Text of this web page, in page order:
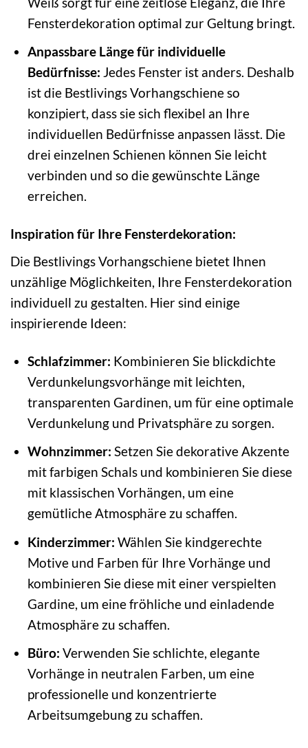
Fensterdekoration optimal zur Geltung bringt.
Anpassbare Länge für individuelle
Bedürfnisse: Jedes Fenster ist anders. Deshalb
ist die Bestlivings Vorhangschiene so
konzipiert, dass sie sich flexibel an Ihre
individuellen Bedürfnisse anpassen lässt. Die
drei einzelnen Schienen können Sie leicht
verbinden und so die gewünschte Länge
erreichen.
Inspiration für Ihre Fensterdekoration:
Die Bestlivings Vorhangschiene bietet Ihnen
unzählige Möglichkeiten, Ihre Fensterdekoration
individuell zu gestalten. Hier sind einige
inspirierende Ideen:
Schlafzimmer: Kombinieren Sie blickdichte
Verdunkelungsvorhänge mit leichten,
transparenten Gardinen, um für eine optimale
Verdunkelung und Privatsphäre zu sorgen.
Wohnzimmer: Setzen Sie dekorative Akzente
mit farbigen Schals und kombinieren Sie diese
mit klassischen Vorhängen, um eine
gemütliche Atmosphäre zu schaffen.
Kinderzimmer: Wählen Sie kindgerechte
Motive und Farben für Ihre Vorhänge und
kombinieren Sie diese mit einer verspielten
Gardine, um eine fröhliche und einladende
Atmosphäre zu schaffen.
Büro: Verwenden Sie schlichte, elegante
Vorhänge in neutralen Farben, um eine
professionelle und konzentrierte
Arbeitsumgebung zu schaffen.